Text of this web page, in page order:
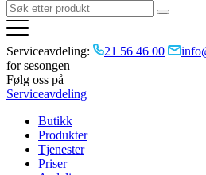
Serviceavdeling: 21 56 46 00
for sesongen
Følg oss på
Serviceavdeling
Butikk
Produkter
Tjenester
Priser